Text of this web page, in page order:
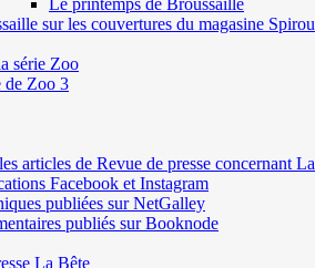
sur les couvertures du magasine Spirou
série Zoo
de Zoo 3
articles de Revue de presse concernant
Facebook et Instagram
publiées sur NetGalley
publiés sur Booknode
La Bête